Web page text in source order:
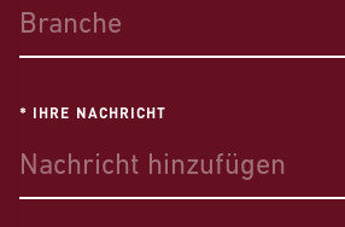
Branche
* IHRE NACHRICHT